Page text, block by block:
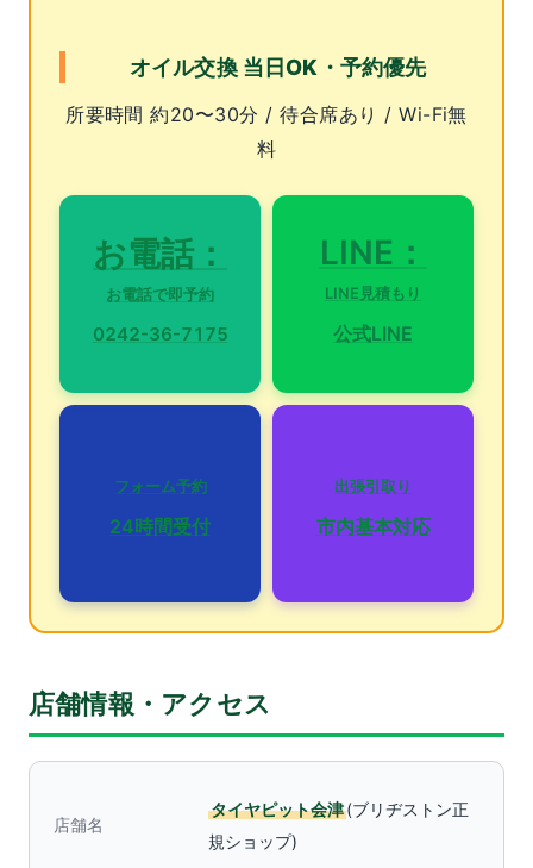
オイル交換 当日OK・予約優先
所要時間 約20〜30分 / 待合席あり / Wi-Fi無
料
お電話：
お電話で即予約
0242-36-7175
LINE：
LINE見積もり
公式LINE
フォーム予約
24時間受付
出張引取り
市内基本対応
店舗情報・アクセス
店舗名
タイヤピット会津(ブリヂストン正
規ショップ)